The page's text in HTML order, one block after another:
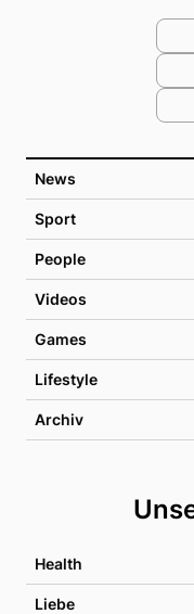
News
Sport
People
Videos
Games
Lifestyle
Archiv
Health
Liebe